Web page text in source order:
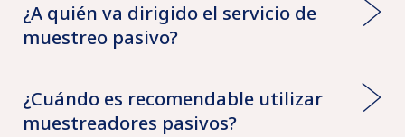
¿A quién va dirigido el servicio de
muestreo pasivo?
¿Cuándo es recomendable utilizar
muestreadores pasivos?